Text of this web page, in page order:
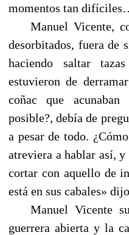
momentos tan
Manuel Vicente,
desorbitados, fuera de
haciendo saltar
estuvieron de
coñac que
posible?, debía de
a pesar de todo.
atreviera a hablar así, y
cortar con aquello de
está en sus cabales»
Manuel Vicente
guerrera abierta y la